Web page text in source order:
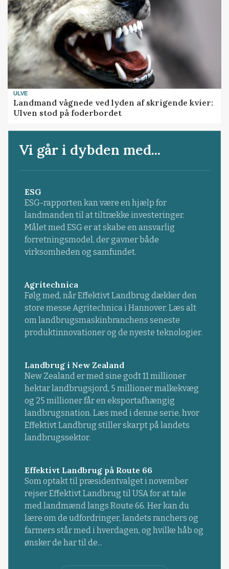
ULVE
Landmand vågnede ved lyden af skrigende kvier:
Ulven stod på foderbordet
Vi går i dybden med...
ESG
ESG-rapporten kan være en hjælp for
landmanden til at tiltrække investeringer.
Målet med ESG er at skabe en ansvarlig
forretningsmodel, der gavner både
virksomheden og samfundet.
Agritechnica
Følg med, når Effektivt Landbrug dækker den
store messe Agritechnica i Hannover. Læs alt
om landbrugsmaskinbranchens seneste
produktinnovationer og de nyeste teknologier.
Landbrug i New Zealand
New Zealand er med sine godt 11 millioner
hektar landbrugsjord, 5 millioner malkekvæg
og 25 millioner får en eksportafhængig
landbrugsnation. Læs med i denne serie, hvor
Effektivt Landbrug stiller skarpt på landets
landbrugssektor.
Effektivt Landbrug på Route 66
Som optakt til præsidentvalget i november
rejser Effektivt Landbrug til USA for at tale
med landmænd langs Route 66. Her kan du
lære om de udfordringer, landets ranchers og
farmers står med i hverdagen, og hvilke håb og
ønsker de har til de...